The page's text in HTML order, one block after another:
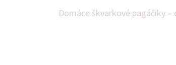
Domáce škvarkové pagáčiky